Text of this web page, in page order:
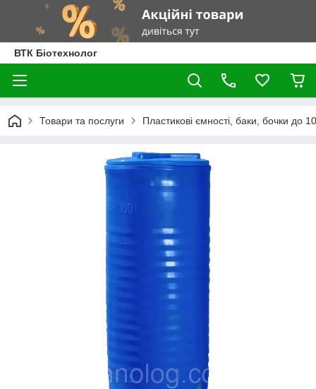
ВТК Біотехнолог
Товари та послуги Пластикові ємності, баки, бочки до